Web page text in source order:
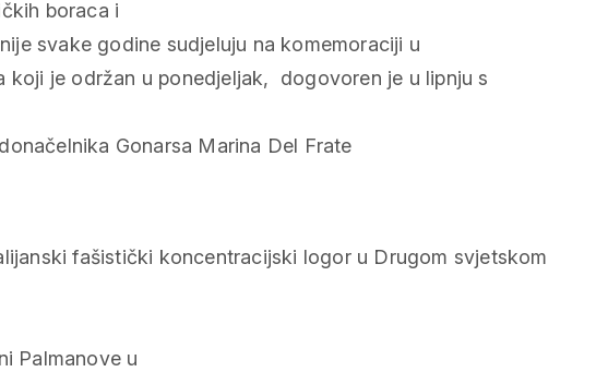
boraca i
svake godine sudjeluju na komemoraciji u
koji je održan u ponedjeljak, dogovoren je u lipnju s
Gonarsa Marina Del Frate
fašistički koncentracijski logor u Drugom svjetskom
Palmanove u